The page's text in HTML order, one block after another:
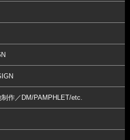
作／DM/PAMPHLET/etc.